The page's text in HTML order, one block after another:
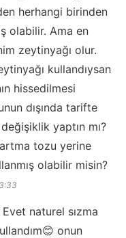
herhangi birinden
olabilir. Ama en
zeytinyağı olur.
kullandıysan
hissedilmesi
dışında tarifte
yaptın mı?
tozu yerine
olabilir misin?
Evet naturel sızma
onun